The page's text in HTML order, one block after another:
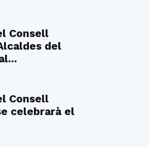
Consell
del
Consell
celebrarà el